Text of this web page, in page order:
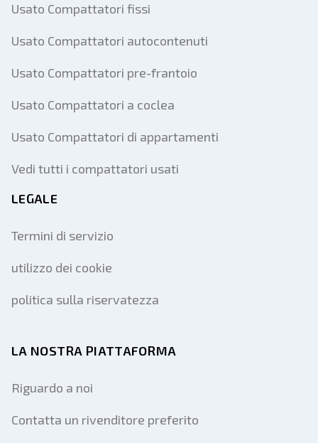
Usato Compattatori fissi
Usato Compattatori autocontenuti
Usato Compattatori pre-frantoio
Usato Compattatori a coclea
Usato Compattatori di appartamenti
Vedi tutti i compattatori usati
LEGALE
Termini di servizio
utilizzo dei cookie
politica sulla riservatezza
LA NOSTRA PIATTAFORMA
Riguardo a noi
Contatta un rivenditore preferito